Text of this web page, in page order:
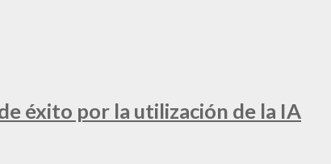
éxito por la utilización de la IA